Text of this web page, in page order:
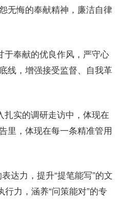
无悔的奉献精神，廉洁自律
于奉献的优良作风，严守心
线，增强接受监督、自我革
实的调研走访中，体现在
里，体现在每一条精准管用
达力，提升“提笔能写”的文
行力，涵养“问策能对”的专